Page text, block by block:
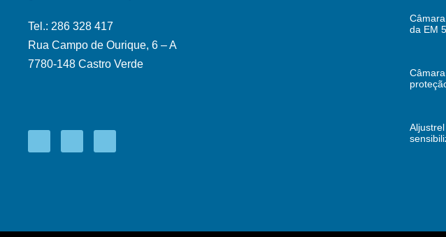
Tel.: 286 328 417
Rua Campo de Ourique, 6 – A
7780-148 Castro Verde
da EM